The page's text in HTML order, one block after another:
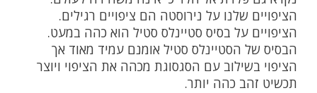
הציפויים שלנו על נירוסטה הם ציפויים רגילים.
הציפויים על בסיס סטיינלס סטיל הוא כהה במעט.
הבסיס של הסטיינלס סטיל אומנם עמיד מאוד אך
הציפוי בשילוב עם הסגסוגת מכהה את הציפוי ויוצר
תכשיט זהב כהה יותר.